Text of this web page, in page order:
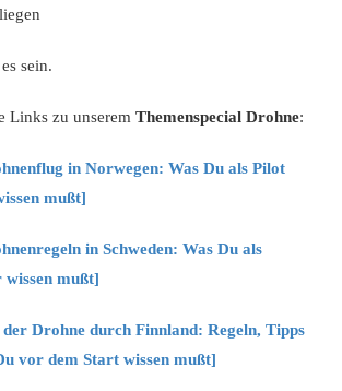
sein.
Links zu unseremThemenspecial Drohne:
in Norwegen: Was Du als Pilot
mußt]
in Schweden: Was Du als
wissen mußt]
Drohne durch Finnland: Regeln, Tipps
vor dem Start wissen mußt]